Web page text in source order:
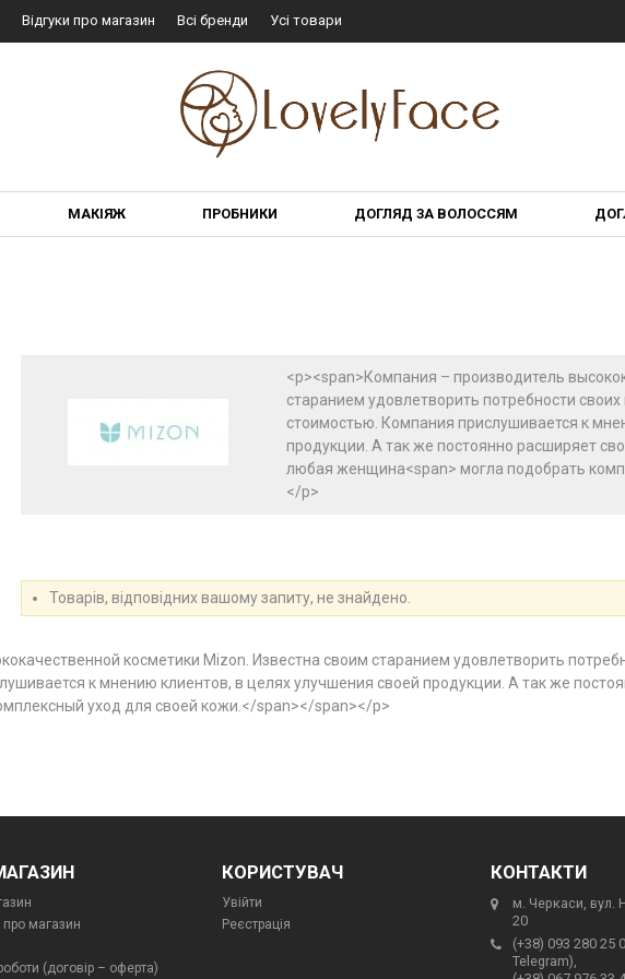
Відгуки про магазин Всі бренди Усі товари
МАКІЯЖ ПРОБНИКИ ДОГЛЯД ЗА ВОЛОССЯМ
<p><span>Компания – производитель
старанием удовлетворить потребности
стоимостью. Компания прислушивается к
продукции. А так же постоянно расширяет
любая женщина<span> могла подобрать
</p>
Товарів, відповідних вашому запиту, не знайдено.
косметики Mizon. Известна своим старанием удовлетворить
к мнению клиентов, в целях улучшения своей продукции. А так же
уход для своей кожи.</span></span></p>
про магазин
(договір – оферта)
КОРИСТУВАЧ
Увійти
Реєстрація
КОНТАКТИ
м. Черкаси, вул.
20
(+38) 093 280 25
Telegram),